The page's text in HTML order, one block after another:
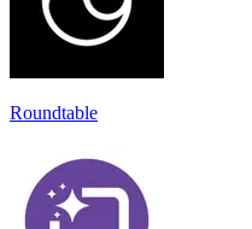
Roundtable